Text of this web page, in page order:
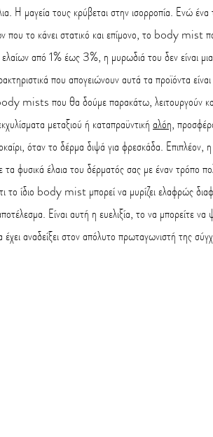
Η μαγεία τους κρύβεται στην ισορροπία. Ενώ
που το κάνει στατικό και επίμονο, το body mist
από 1% έως 3%, η μυρωδιά του δεν είναι μια
που απογειώνουν αυτά τα προϊόντα
mists που θα δούμε παρακάτω, λειτουργούν
μεταξιού ή καταπραϋντική αλόη,
όταν το δέρμα διψά για φρεσκάδα.
τα φυσικά έλαια του δέρματός σας με έναν τρόπο
το ίδιο body mist μπορεί να μυρίζει ελαφρώς
Είναι αυτή η ευελιξία, το να μπορείτε
αναδείξει στον απόλυτο πρωταγωνιστή της